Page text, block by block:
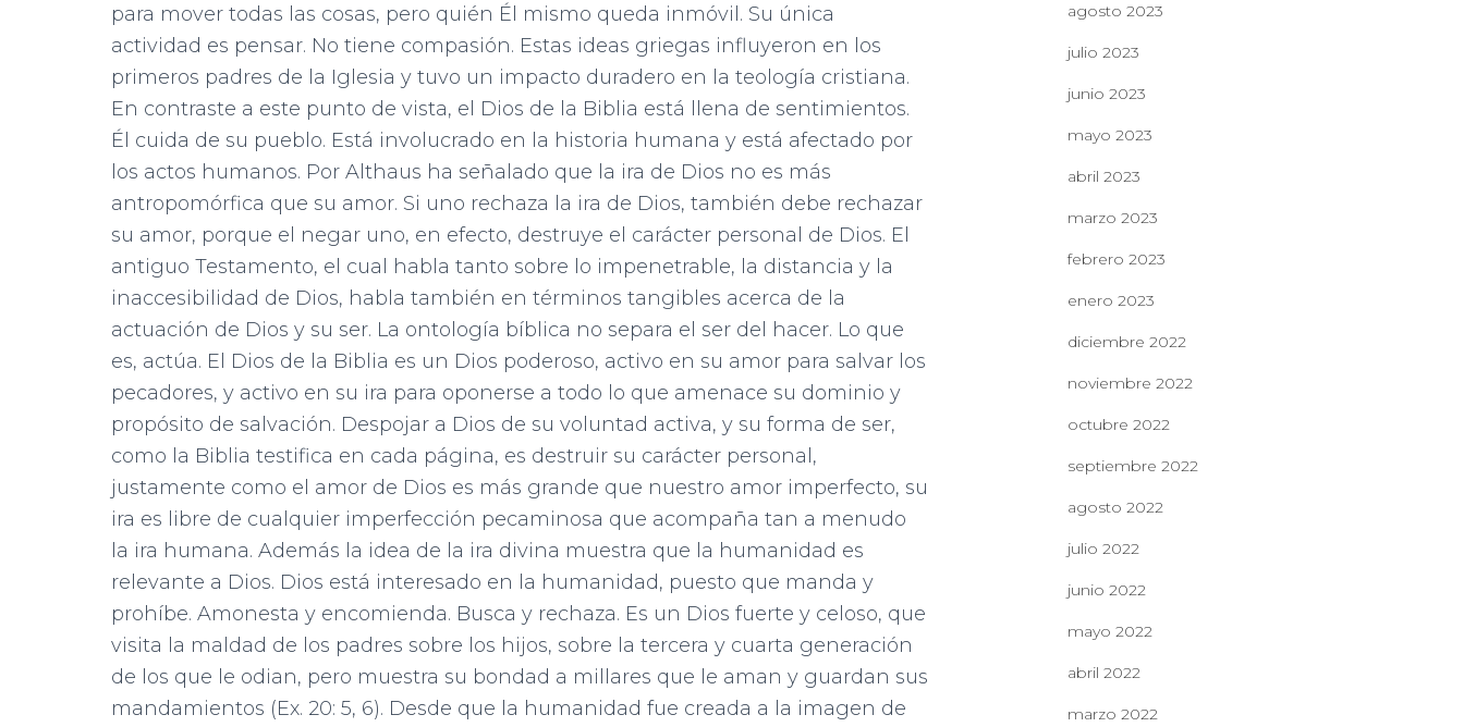
para mover todas las cosas, pero quién Él mismo queda inmóvil. Su única
actividad es pensar. No tiene compasión. Estas ideas griegas influyeron en los
primeros padres de la Iglesia y tuvo un impacto duradero en la teología cristiana.
En contraste a este punto de vista, el Dios de la Biblia está llena de sentimientos.
Él cuida de su pueblo. Está involucrado en la historia humana y está afectado por
los actos humanos. Por Althaus ha señalado que la ira de Dios no es más
antropomórfica que su amor. Si uno rechaza la ira de Dios, también debe rechazar
su amor, porque el negar uno, en efecto, destruye el carácter personal de Dios. El
antiguo Testamento, el cual habla tanto sobre lo impenetrable, la distancia y la
inaccesibilidad de Dios, habla también en términos tangibles acerca de la
actuación de Dios y su ser. La ontología bíblica no separa el ser del hacer. Lo que
es, actúa. El Dios de la Biblia es un Dios poderoso, activo en su amor para salvar los
pecadores, y activo en su ira para oponerse a todo lo que amenace su dominio y
propósito de salvación. Despojar a Dios de su voluntad activa, y su forma de ser,
como la Biblia testifica en cada página, es destruir su carácter personal,
justamente como el amor de Dios es más grande que nuestro amor imperfecto, su
ira es libre de cualquier imperfección pecaminosa que acompaña tan a menudo
la ira humana. Además la idea de la ira divina muestra que la humanidad es
relevante a Dios. Dios está interesado en la humanidad, puesto que manda y
prohíbe. Amonesta y encomienda. Busca y rechaza. Es un Dios fuerte y celoso, que
visita la maldad de los padres sobre los hijos, sobre la tercera y cuarta generación
de los que le odian, pero muestra su bondad a millares que le aman y guardan sus
mandamientos (Ex. 20: 5, 6). Desde que la humanidad fue creada a la imagen de
agosto 2023
julio 2023
junio 2023
mayo 2023
abril 2023
marzo 2023
febrero 2023
enero 2023
diciembre 2022
noviembre 2022
octubre 2022
septiembre 2022
agosto 2022
julio 2022
junio 2022
mayo 2022
abril 2022
marzo 2022